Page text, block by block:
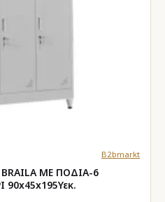
B2bmarkt
ΜΕ ΠΟΔΙΑ-6
90x45x195Υεκ.